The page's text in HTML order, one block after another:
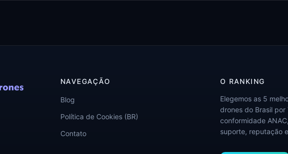
NAVEGAÇÃO
Blog
Política de Cookies (BR)
Contato
O RANKING
Elegemos as 5
drones do Brasil
conformidade
suporte, reputação